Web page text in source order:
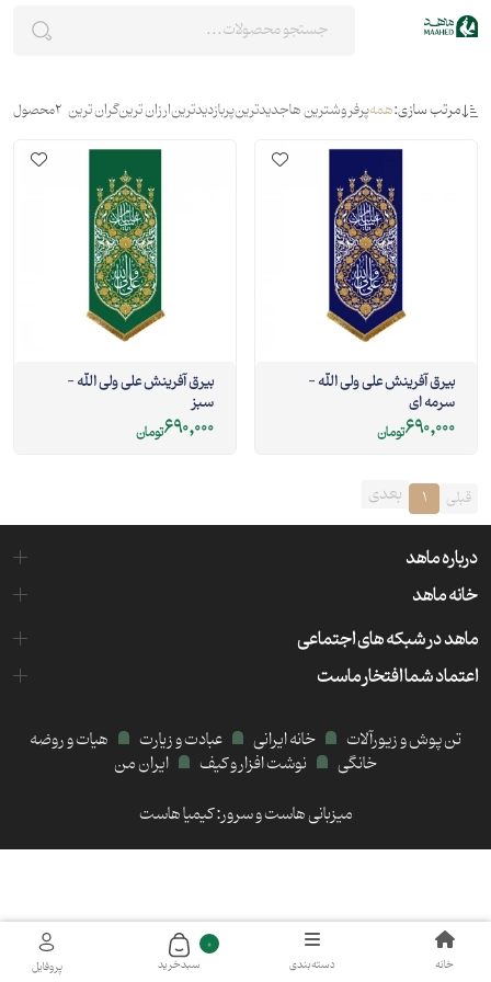
مرتب سازی:همهپرفروشترین هاجدیدترینپربازدیدترینارزان ترینگران ترین 2محصول
بیرق آفرینش علی ولی الله -
سرمه ای
690,000تومان
بیرق آفرینش علی ولی الله -
سبز
690,000تومان
قبلی 1 بعدی
درباره ماهد
خانه ماهد
ماهد در شبکه های اجتماعی
اعتماد شما افتخار ماست
تن پوش و زیورآلات خانه ایرانی عبادت و زیارت
هیات و روضه
خانگی
نوشت افزار و کیف
ایران من
میزبانی هاست و سرور:کیمیا هاست
خانه دسته‌بندی
0
سبد‌خرید پروفایل